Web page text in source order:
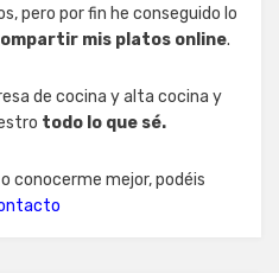
pero por fin he conseguido lo
mis platos online.
de cocina y alta cocina y
todo lo que sé.
conocerme mejor, podéis